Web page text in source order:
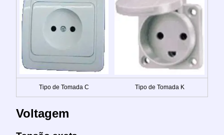
Tipo de Tomada C Tipo de Tomada K
Voltagem